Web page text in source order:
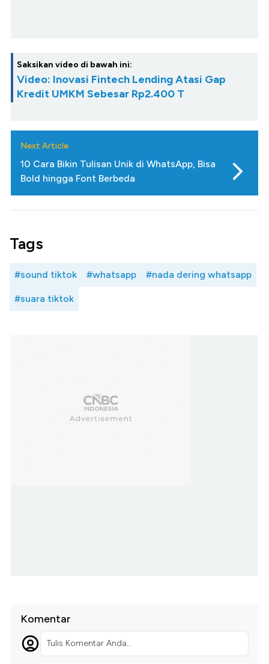
Saksikan video di bawah ini:
Video: Inovasi Fintech Lending Atasi Gap
Kredit UMKM Sebesar Rp2.400 T
Next Article
10 Cara Bikin Tulisan Unik di WhatsApp, Bisa
Bold hingga Font Berbeda
Tags
#sound tiktok #whatsapp #nada dering whatsapp
#suara tiktok
Komentar
Tulis Komentar Anda...